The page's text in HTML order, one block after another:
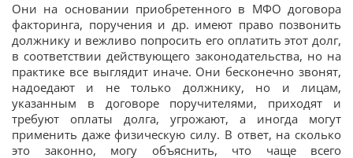
Они на основании приобретенного в МФО договора
факторинга, поручения и др. имеют право позвонить
должнику и вежливо попросить его оплатить этот долг,
в соответствии действующего законодательства, но на
практике все выглядит иначе. Они бесконечно звонят,
надоедают и не только должнику, но и лицам,
указанным в договоре поручителями, приходят и
требуют оплаты долга, угрожают, а иногда могут
применить даже физическую силу. В ответ, на сколько
это законно, могу объяснить, что чаще всего